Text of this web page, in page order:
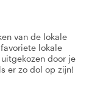
van de lokale
lokale
door je
er zo dol op zijn!